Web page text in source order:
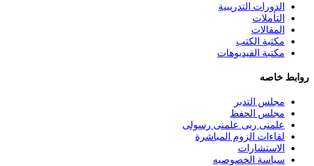
الدورات التدريبية
التأملات
المقالات
مكتبة الكتب
مكتبة الفيديوهات
روابط خاصه
مجلس التدبر
مجلس الحفظ
علمنى ربى علمنى رسولى
لقاءات الزوم المباشرة
الاستشارات
سياسة الخصوصيه